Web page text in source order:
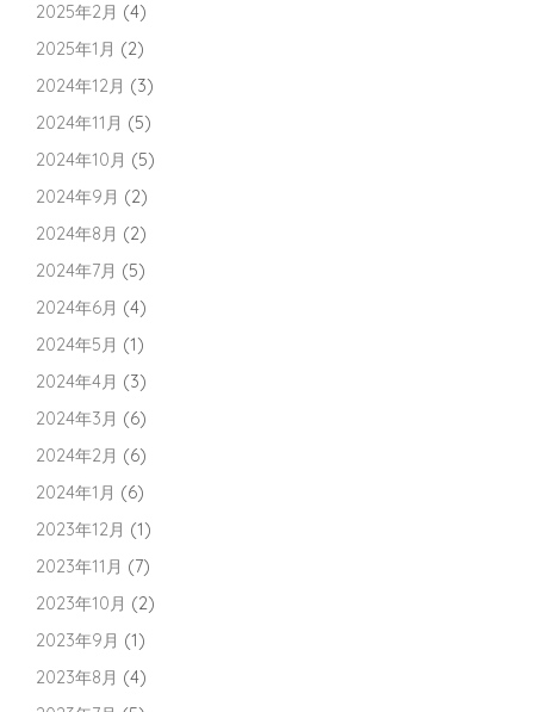
2025年2月 (4)
2025年1月 (2)
2024年12月 (3)
2024年11月 (5)
2024年10月 (5)
2024年9月 (2)
2024年8月 (2)
2024年7月 (5)
2024年6月 (4)
2024年5月 (1)
2024年4月 (3)
2024年3月 (6)
2024年2月 (6)
2024年1月 (6)
2023年12月 (1)
2023年11月 (7)
2023年10月 (2)
2023年9月 (1)
2023年8月 (4)